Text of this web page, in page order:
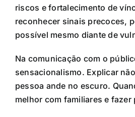
riscos e fortalecimento de
reconhecer sinais precoces,
possível mesmo diante de
Na comunicação com o
sensacionalismo. Explicar
pessoa ande no escuro.
melhor com familiares e